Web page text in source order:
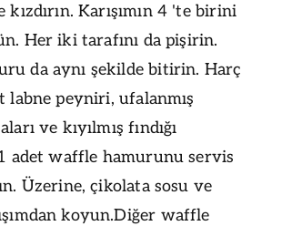
kızdırın. Karışımın 4 'te birini
Her iki tarafını da pişirin.
da aynı şekilde bitirin. Harç
labne peyniri, ufalanmış
ve kıyılmış fındığı
1 adet waffle hamurunu servis
Üzerine, çikolata sosu ve
koyun.Diğer waffle